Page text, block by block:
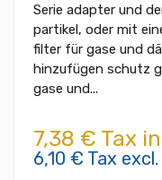
Serie adapter und
partikel, oder mit
filter für gase und
hinzufügen schutz
gase und...
7,38 € Tax
6,10 € Tax excl.